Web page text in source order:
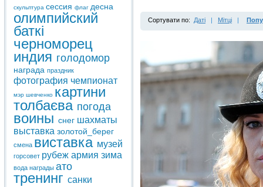
Сортувати по: Даті | Мітці |
скульптура сессия флаг десна
олимпийский
баткі
черноморец
индия голодомор
награда праздник
фотография чемпионат
мэр шевченко картини
толбаєва погода
воины снег шахматы
выставка золотой_берег
смена виставка музей
горсовет рубеж армия зима
вода награды ато
тренинг санки